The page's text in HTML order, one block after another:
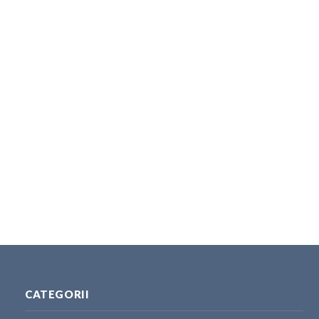
CATEGORII